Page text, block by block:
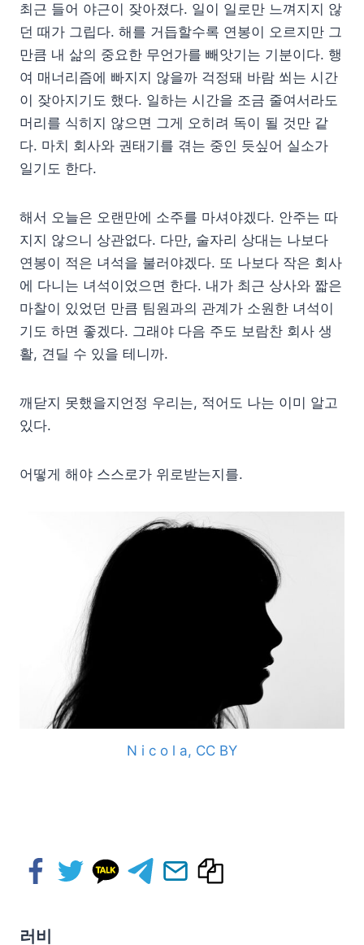
최근 들어 야근이 잦아졌다. 일이 일로만 느껴지지 않
던 때가 그립다. 해를 거듭할수록 연봉이 오르지만 그
만큼 내 삶의 중요한 무언가를 빼앗기는 기분이다. 행
여 매너리즘에 빠지지 않을까 걱정돼 바람 쐬는 시간
이 잦아지기도 했다. 일하는 시간을 조금 줄여서라도
머리를 식히지 않으면 그게 오히려 독이 될 것만 같
다. 마치 회사와 권태기를 겪는 중인 듯싶어 실소가
일기도 한다.
해서 오늘은 오랜만에 소주를 마셔야겠다. 안주는 따
지지 않으니 상관없다. 다만, 술자리 상대는 나보다
연봉이 적은 녀석을 불러야겠다. 또 나보다 작은 회사
에 다니는 녀석이었으면 한다. 내가 최근 상사와 짧은
마찰이 있었던 만큼 팀원과의 관계가 소원한 녀석이
기도 하면 좋겠다. 그래야 다음 주도 보람찬 회사 생
활, 견딜 수 있을 테니까.
깨닫지 못했을지언정 우리는, 적어도 나는 이미 알고
있다.
어떻게 해야 스스로가 위로받는지를.
N i c o l a, CC BY
러비